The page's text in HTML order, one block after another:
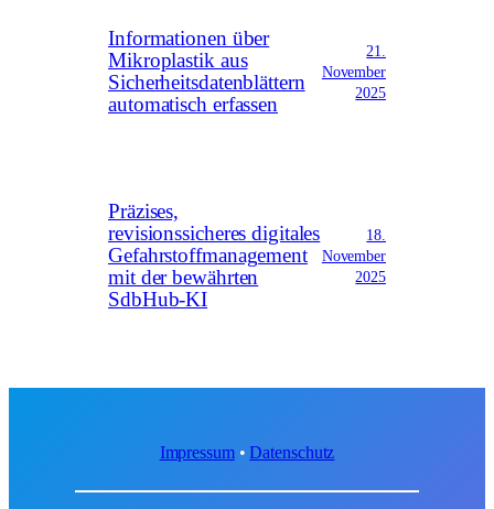
Informationen über
Mikroplastik aus
Sicherheitsdatenblättern
automatisch erfassen
21.
November
2025
Präzises,
revisionssicheres digitales
Gefahrstoffmanagement
mit der bewährten
SdbHub-KI
18.
November
2025
Impressum•Datenschutz